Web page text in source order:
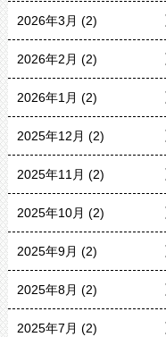
2026年3月 (2)
2026年2月 (2)
2026年1月 (2)
2025年12月 (2)
2025年11月 (2)
2025年10月 (2)
2025年9月 (2)
2025年8月 (2)
2025年7月 (2)